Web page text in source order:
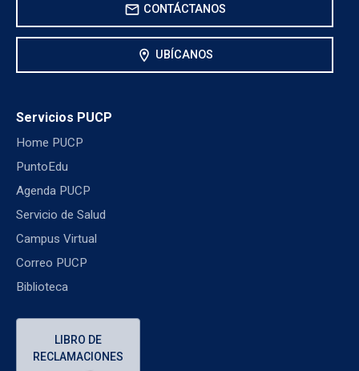
mail CONTÁCTANOS
location_on UBÍCANOS
Servicios PUCP
Home PUCP
PuntoEdu
Agenda PUCP
Servicio de Salud
Campus Virtual
Correo PUCP
Biblioteca
LIBRO DE
RECLAMACIONES